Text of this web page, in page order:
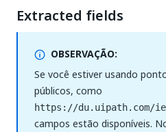
Extracted fields
OBSERVAÇÃO:
Se você estiver usando
públicos, como
https://du.uipath.com/
campos estão disponíveis.